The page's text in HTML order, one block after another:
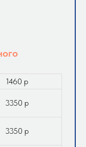
1460 р
3350 р
3350 р